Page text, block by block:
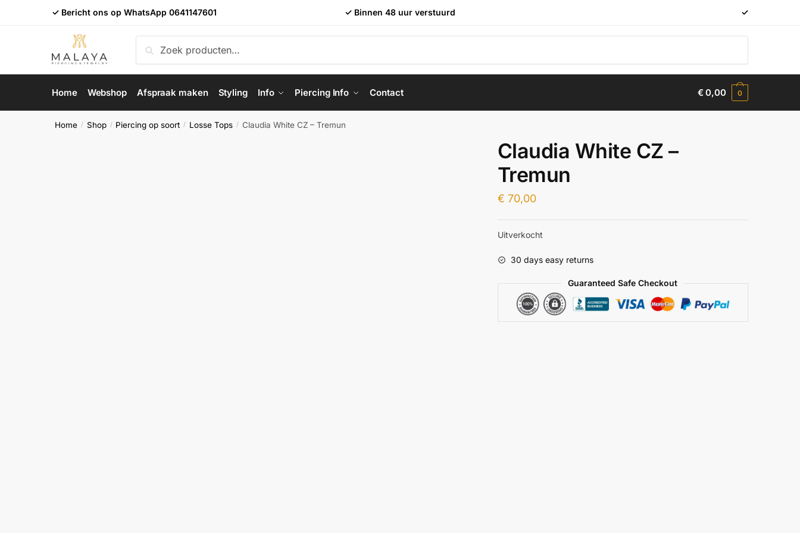
✓ Bericht ons op WhatsApp 0641147601 ✓ Binnen 48 uur verstuurd ✓
naar:
Zoeken
Home Webshop Afspraak maken Styling Info Piercing Info Contact €0,00 0
Home / Shop / Piercing op soort / Losse Tops / Claudia White CZ – Tremun
Claudia White CZ –
Tremun
€ 70,00
Uitverkocht
30 days easy returns
Guaranteed Safe Checkout